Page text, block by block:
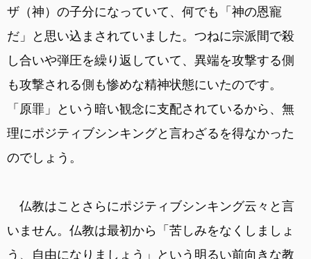
ザ（神）の子分になっていて、何でも「神の恩寵
だ」と思い込まされていました。つねに宗派間で殺
し合いや弾圧を繰り返していて、異端を攻撃する側
も攻撃される側も惨めな精神状態にいたのです。
「原罪」という暗い観念に支配されているから、無
理にポジティブシンキングと言わざるを得なかった
のでしょう。
仏教はことさらにポジティブシンキング云々と言
いません。仏教は最初から「苦しみをなくしましょ
う、自由になりましょう」という明るい前向きな教